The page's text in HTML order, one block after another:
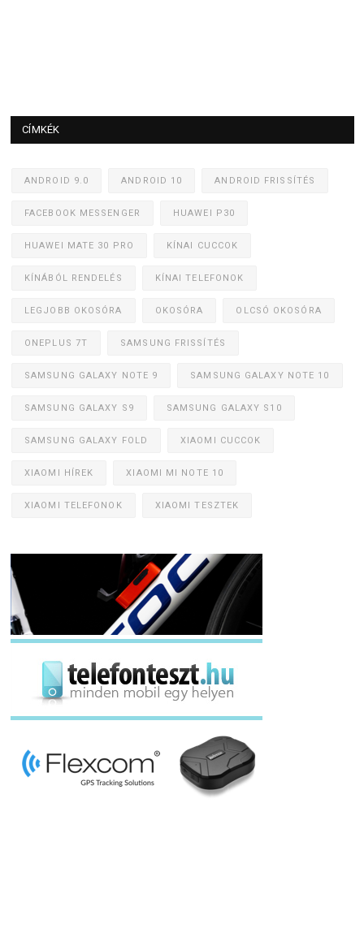
CÍMKÉK
ANDROID 9.0 ANDROID 10 ANDROID FRISSÍTÉS
FACEBOOK MESSENGER HUAWEI P30
HUAWEI MATE 30 PRO KÍNAI CUCCOK
KÍNÁBÓL RENDELÉS KÍNAI TELEFONOK
LEGJOBB OKOSÓRA OKOSÓRA OLCSÓ OKOSÓRA
ONEPLUS 7T SAMSUNG FRISSÍTÉS
SAMSUNG GALAXY NOTE 9 SAMSUNG GALAXY NOTE 10
SAMSUNG GALAXY S9 SAMSUNG GALAXY S10
SAMSUNG GALAXY FOLD XIAOMI CUCCOK
XIAOMI HÍREK XIAOMI MI NOTE 10
XIAOMI TELEFONOK XIAOMI TESZTEK